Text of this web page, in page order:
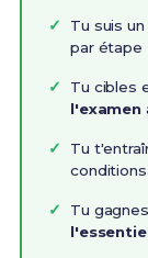
Tu suis un
par étape
Tu cibles
l'examen
Tu
Tu